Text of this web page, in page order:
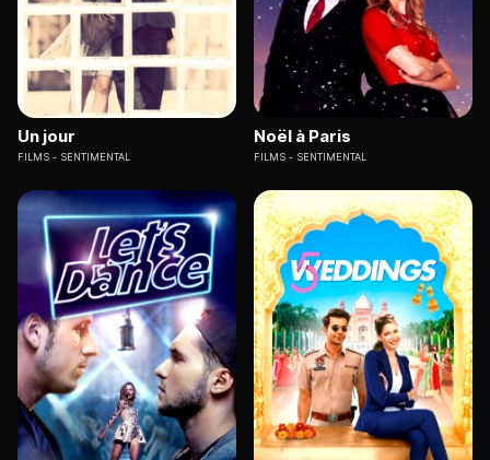
Un jour
FILMS SENTIMENTAL
Noël à Paris
FILMS SENTIMENTAL